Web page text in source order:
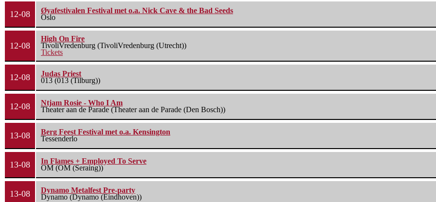
12-08
Øyafestivalen Festival met o.a. Nick Cave & the Bad Seeds
Oslo
12-08
High On Fire
TivoliVredenburg (TivoliVredenburg (Utrecht))
Tickets
12-08
Judas Priest
013 (013 (Tilburg))
12-08
Ntjam Rosie - Who I Am
Theater aan de Parade (Theater aan de Parade (Den Bosch))
13-08
Berg Feest Festival met o.a. Kensington
Tessenderlo
13-08
In Flames + Employed To Serve
OM (OM (Seraing))
13-08
Dynamo Metalfest Pre-party
Dynamo (Dynamo (Eindhoven))